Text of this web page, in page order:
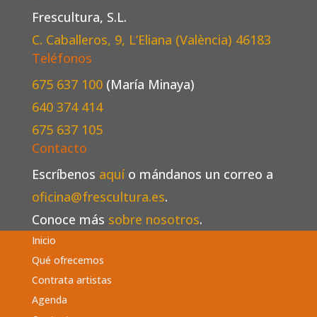
Frescultura, S.L.
C. Caballeros, 9, L’Eliana (València) 46183
Teléfonos
675 637 100 (María Minaya)
640 374 414
675 637 105
Contacto
Escríbenos aquío mándanos un correo a
oficina@frescultura.es.
Conoce más sobre nosotros.
Inicio
Qué ofrecemos
Contrata artistas
Agenda